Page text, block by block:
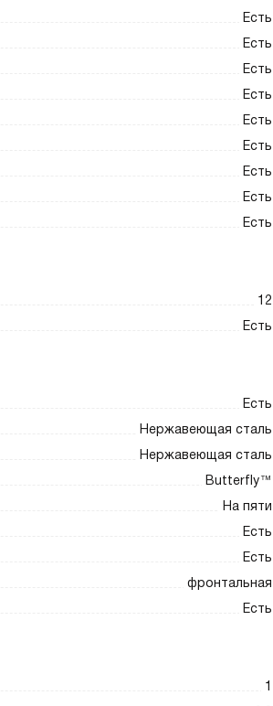
Есть
Есть
Есть
Есть
Есть
Есть
Есть
Есть
Есть
12
Есть
Есть
Нержавеющая сталь
Нержавеющая сталь
Butterfly™
На пяти
Есть
Есть
фронтальная
Есть
1